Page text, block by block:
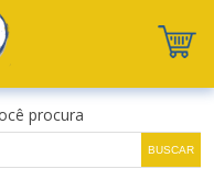
procura